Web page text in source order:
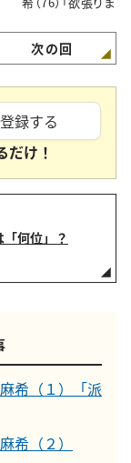
次の回
録する
だけ！
何位」？
希（１）「派
（２）